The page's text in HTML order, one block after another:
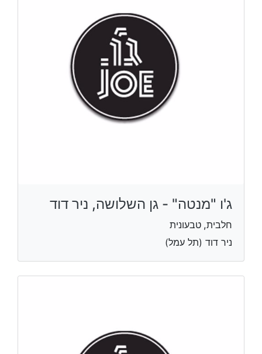
ג'ו "מנטה" - גן השלושה, ניר דוד
חלבית, טבעונית
ניר דוד (תל עמל)